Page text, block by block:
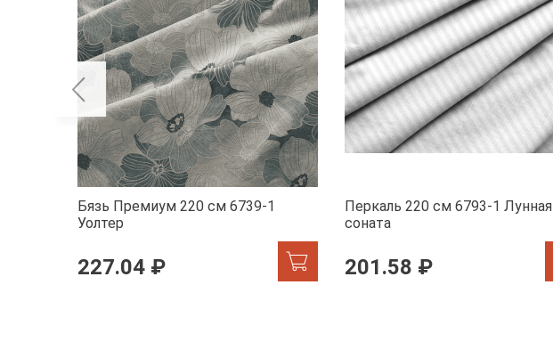
Бязь Премиум 220 см 6739-1
Уолтер
227.04 ₽
Перкаль 220 см 6793-1 Лунная
соната
201.58 ₽